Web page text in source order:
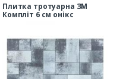
Плитка тротуарна ЗМ
Компліт 6 см онікс